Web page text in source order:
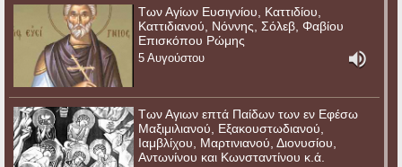
Των Αγίων Ευσιγνίου, Καττιδίου,
Καττιδιανού, Νόννης, Σόλεβ, Φαβίου
Επισκόπου Ρώμης
5 Αυγούστου
Των Αγιων επτά Παίδων των εν Εφέσω
Μαξιμιλιανού, Εξακουστωδιανού,
Ιαμβλίχου, Μαρτινιανού, Διονυσίου,
Αντωνίνου και Κωνσταντίνου κ.ά.